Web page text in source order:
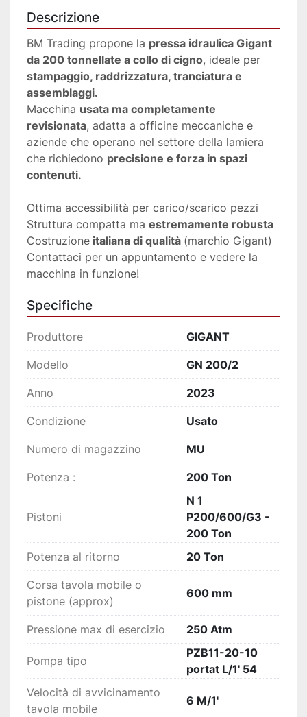
Descrizione
BM Trading propone la pressa idraulica Gigant
da 200 tonnellate a collo di cigno
stampaggio, raddrizzatura, tranciatura e
assemblaggi.
Macchina usata ma completamente
revisionata, adatta a officine meccaniche e
aziende che operano nel settore della lamiera
che richiedono precisione e forza in spazi
contenuti.
Ottima accessibilità per carico/scarico pezzi
Struttura compatta ma estremamente robusta
Costruzione italiana di qualità (marchio Gigant)
Contattaci per un appuntamento e vedere la
macchina in funzione!
Specifiche
Produttore GIGANT
Modello GN 200/2
Anno 2023
Condizione Usato
Numero di magazzino MU
Potenza : 200 Ton
Pistoni
N 1
P200/600/G3 -
200 Ton
Potenza al ritorno
20 Ton
Corsa tavola mobile o
pistone (approx)
600 mm
Pressione max di esercizio 250 Atm
Pompa tipo
PZB11-20-10
portat L/1' 54
Velocità di avvicinamento
tavola mobile
6 M/1'